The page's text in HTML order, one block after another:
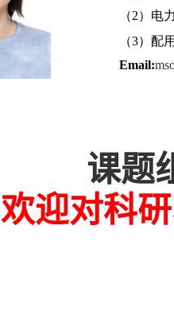
（2）电
（3）配
Email:
课题
欢迎对科